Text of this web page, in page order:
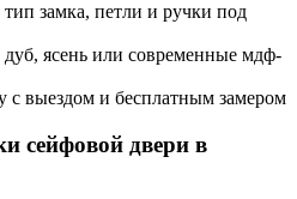
замка, петли и ручки под
дуб, ясень или современные мдф-
с выездом и бесплатным замером
сейфовой двери в